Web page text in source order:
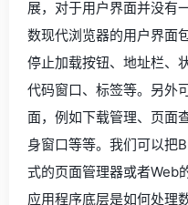
展，对于用户界面并没有
数现代浏览器的用户界面
停止加载按钮、地址栏、
代码窗口、标签等。另外
面，例如下载管理、页面
身窗口等等。我们可以把
式的页面管理器或者Web
应用程序底层是如何处理